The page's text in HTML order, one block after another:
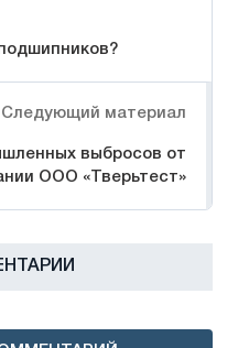
Следующий материал
выбросов от
ООО «Тверьтест»